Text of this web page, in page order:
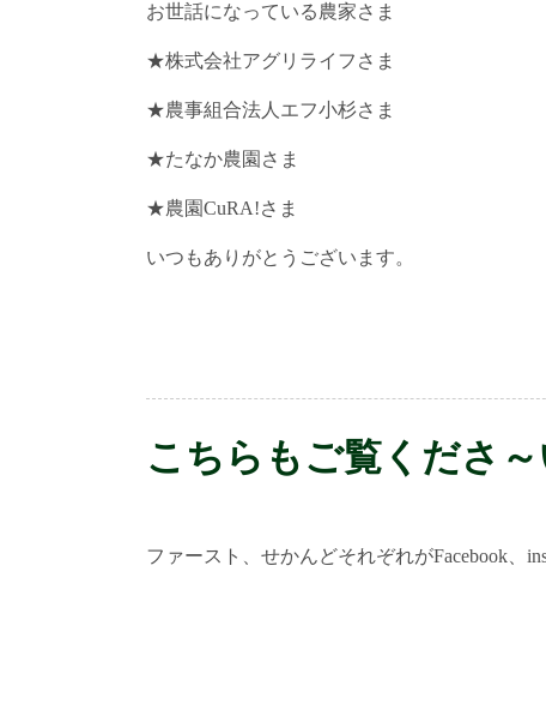
お世話になっている農家さま
★株式会社アグリライフさま
★農事組合法人エフ小杉さま
★たなか農園さま
★農園CuRA!さま
いつもありがとうございます。
こちらもご覧くださ
ファースト、せかんどそれぞれがFacebook、